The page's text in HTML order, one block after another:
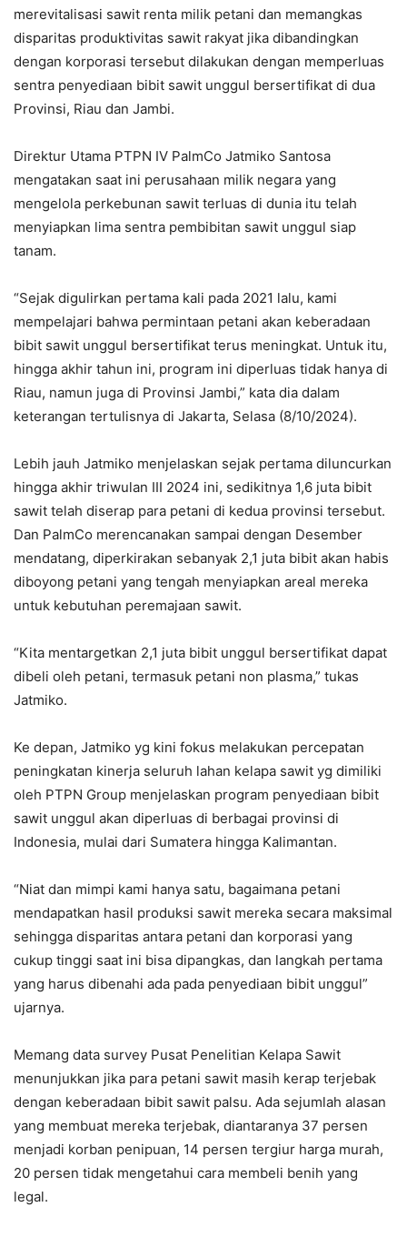
merevitalisasi sawit renta milik petani dan memangkas
disparitas produktivitas sawit rakyat jika dibandingkan
dengan korporasi tersebut dilakukan dengan memperluas
sentra penyediaan bibit sawit unggul bersertifikat di dua
Provinsi, Riau dan Jambi.
Direktur Utama PTPN IV PalmCo Jatmiko Santosa
mengatakan saat ini perusahaan milik negara yang
mengelola perkebunan sawit terluas di dunia itu telah
menyiapkan lima sentra pembibitan sawit unggul siap
tanam.
“Sejak digulirkan pertama kali pada 2021 lalu, kami
mempelajari bahwa permintaan petani akan keberadaan
bibit sawit unggul bersertifikat terus meningkat. Untuk itu,
hingga akhir tahun ini, program ini diperluas tidak hanya di
Riau, namun juga di Provinsi Jambi,” kata dia dalam
keterangan tertulisnya di Jakarta, Selasa (8/10/2024).
Lebih jauh Jatmiko menjelaskan sejak pertama diluncurkan
hingga akhir triwulan III 2024 ini, sedikitnya 1,6 juta bibit
sawit telah diserap para petani di kedua provinsi tersebut.
Dan PalmCo merencanakan sampai dengan Desember
mendatang, diperkirakan sebanyak 2,1 juta bibit akan habis
diboyong petani yang tengah menyiapkan areal mereka
untuk kebutuhan peremajaan sawit.
“Kita mentargetkan 2,1 juta bibit unggul bersertifikat dapat
dibeli oleh petani, termasuk petani non plasma,” tukas
Jatmiko.
Ke depan, Jatmiko yg kini fokus melakukan percepatan
peningkatan kinerja seluruh lahan kelapa sawit yg dimiliki
oleh PTPN Group menjelaskan program penyediaan bibit
sawit unggul akan diperluas di berbagai provinsi di
Indonesia, mulai dari Sumatera hingga Kalimantan.
“Niat dan mimpi kami hanya satu, bagaimana petani
mendapatkan hasil produksi sawit mereka secara maksimal
sehingga disparitas antara petani dan korporasi yang
cukup tinggi saat ini bisa dipangkas, dan langkah pertama
yang harus dibenahi ada pada penyediaan bibit unggul”
ujarnya.
Memang data survey Pusat Penelitian Kelapa Sawit
menunjukkan jika para petani sawit masih kerap terjebak
dengan keberadaan bibit sawit palsu. Ada sejumlah alasan
yang membuat mereka terjebak, diantaranya 37 persen
menjadi korban penipuan, 14 persen tergiur harga murah,
20 persen tidak mengetahui cara membeli benih yang
legal.